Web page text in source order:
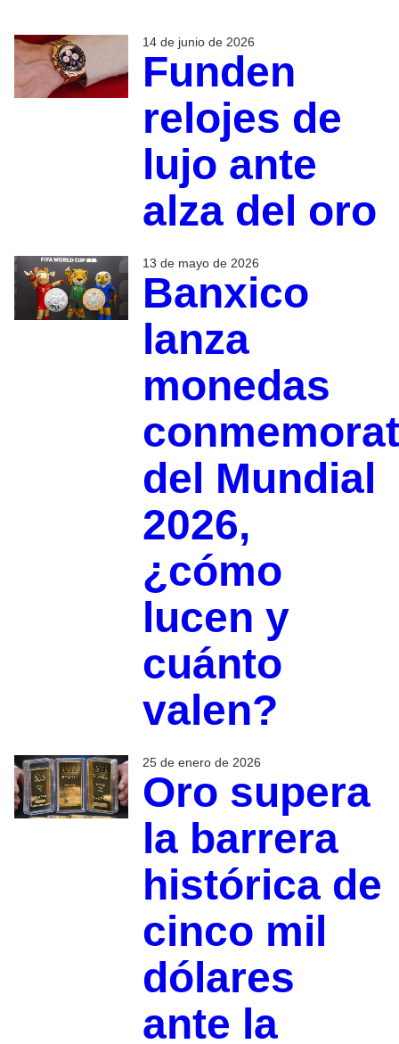
14 de junio de 2026
Funden
relojes de
lujo ante
alza del oro
13 de mayo de 2026
Banxico
lanza
monedas
del Mundial
2026,
¿cómo
lucen y
cuánto
valen?
25 de enero de 2026
Oro supera
la barrera
histórica de
cinco mil
dólares
ante la